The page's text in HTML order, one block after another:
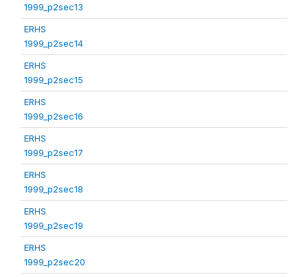
1999_p2sec13
ERHS
1999_p2sec14
ERHS
1999_p2sec15
ERHS
1999_p2sec16
ERHS
1999_p2sec17
ERHS
1999_p2sec18
ERHS
1999_p2sec19
ERHS
1999_p2sec20